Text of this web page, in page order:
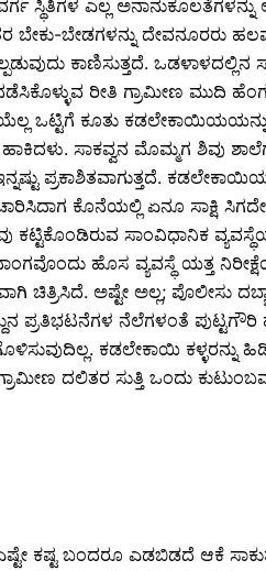
ಸ್ಥಿತಿಗಳ ಎಲ್ಲ
ಬೇಕು-ಬೇಡಗಳನ್ನು ದೇವನೂರರು
ಕಾಣಿಸುತ್ತದೆ.
ರೀತಿ ಗ್ರಾಮೀಣ ಮುದಿ
ಕೂತು ಕಡಲೇಕಾಯಿಯಯನ್ನು
ಸಾಕವ್ವನ ಮೊಮ್ಮಗ ಶಿವು
ಪ್ರಕಾಶಿತವಾಗುತ್ತದೆ.
ಕೊನೆಯಲ್ಲಿ ಏನೂ ಸಾಕ್ಷಿ ಸಿಗದೇ
ಕಟ್ಟಿಕೊಂಡಿರುವ ಸಾಂವಿಧಾನಿಕ
ಹೊಸ ವ್ಯವಸ್ಥೆ ಯತ್ತ
ಚಿತ್ರಿಸಿದೆ. ಅಷ್ಟೇ ಅಲ್ಲ;
ಪ್ರತಿಭಟನೆಗಳ ನೆಲೆಗಳಂತೆ
ಕಡಲೇಕಾಯಿ ಕಳ್ಳರನ್ನು
ದಲಿತರ ಸುತ್ತಿ ಒಂದು
ಎಷ್ಟೇ ಕಷ್ಟ ಬಂದರೂ ಎಡಬಿಡದೆ ಆಕೆ